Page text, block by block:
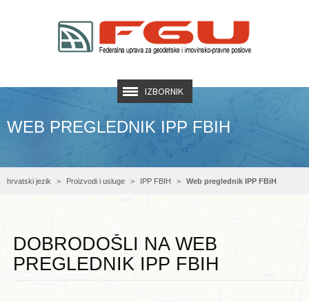
IZBORNIK
WEB PREGLEDNIK IPP FBIH
hrvatski jezik Proizvodi i usluge IPP FBIH Web preglednik IPP FBiH
DOBRODOŠLI NA WEB
PREGLEDNIK IPP FBIH